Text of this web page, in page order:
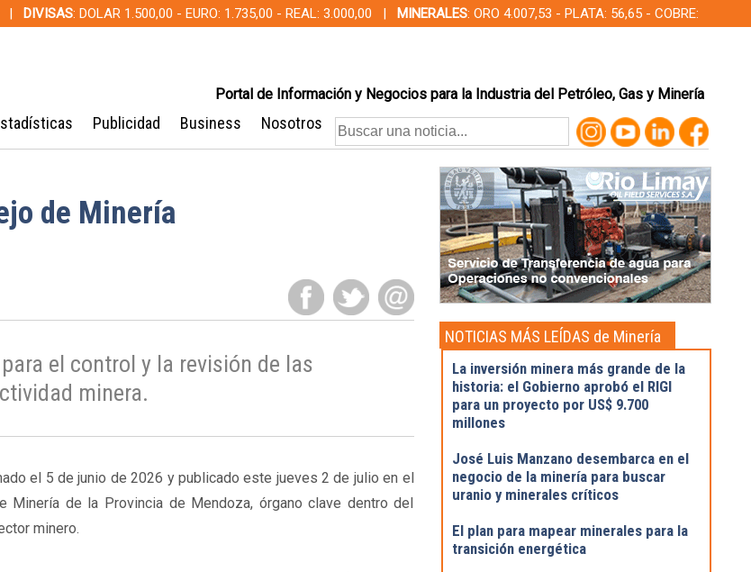
DIVISAS: DOLAR 1.500,00 - EURO: 1.735,00 - REAL: 3.000,00 | MINERALES: ORO 4.007,53 - PLATA: 56,65 - COBRE:
Portal de Información y Negocios para la Industria del Petróleo, Gas y Minería
Publicidad Business Nosotros
de Minería
el control y la revisión de las
minera.
el 5 de junio de 2026 y publicado este jueves 2 de julio en el
de la Provincia de Mendoza, órgano clave dentro del
minero.
NOTICIAS MÁS LEÍDAS de Minería
La inversión minera más grande de la
historia: el Gobierno aprobó el RIGI
para un proyecto por US$ 9.700
millones
José Luis Manzano desembarca en el
negocio de la minería para buscar
uranio y minerales críticos
El plan para mapear minerales para la
transición energética